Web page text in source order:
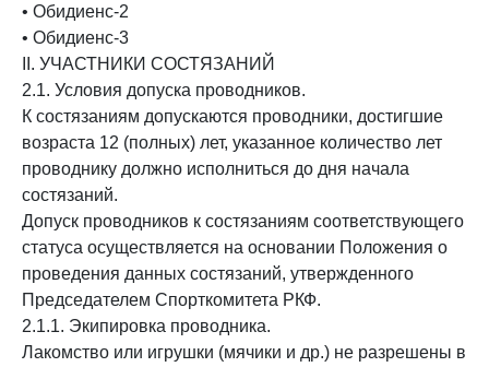
• Обидиенс-2
• Обидиенс-3
II. УЧАСТНИКИ СОСТЯЗАНИЙ
2.1. Условия допуска проводников.
К состязаниям допускаются проводники, достигшие
возраста 12 (полных) лет, указанное количество лет
проводнику должно исполниться до дня начала
состязаний.
Допуск проводников к состязаниям соответствующего
статуса осуществляется на основании Положения о
проведения данных состязаний, утвержденного
Председателем Спорткомитета РКФ.
2.1.1. Экипировка проводника.
Лакомство или игрушки (мячики и др.) не разрешены в